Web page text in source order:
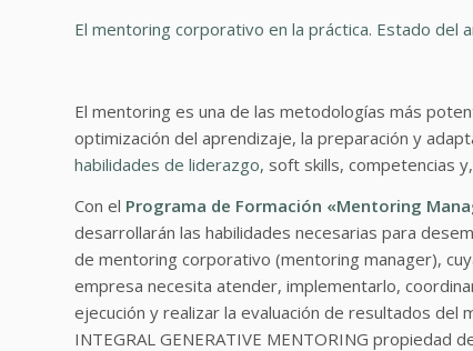
El mentoring corporativo en la práctica. Estado del
El mentoring es una de las metodologías más
optimización del aprendizaje, la preparación y
habilidades de liderazgo, soft skills, competencias
Con el Programa de Formación «Mentoring
desarrollarán las habilidades necesarias para
de mentoring corporativo (mentoring manager),
empresa necesita atender, implementarlo,
ejecución y realizar la evaluación de resultados
INTEGRAL GENERATIVE MENTORING propiedad